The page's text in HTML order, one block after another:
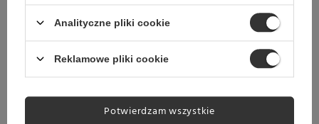
Ekspres do kawy WMF 950 S
10 499,00 zł
Analityczne pliki cookie
Reklamowe pliki cookie
Potwierdzam wszystkie